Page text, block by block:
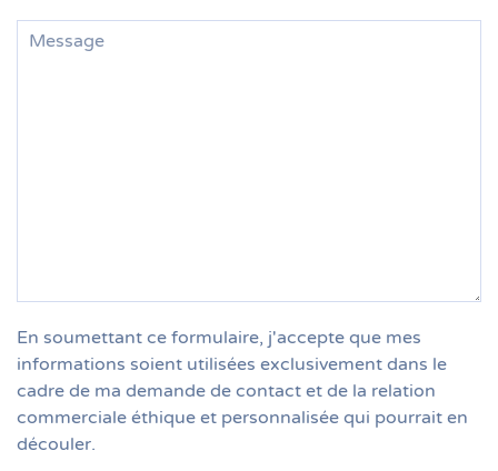
En soumettant ce formulaire, j'accepte que mes
informations soient utilisées exclusivement dans le
cadre de ma demande de contact et de la relation
commerciale éthique et personnalisée qui pourrait en
découler.